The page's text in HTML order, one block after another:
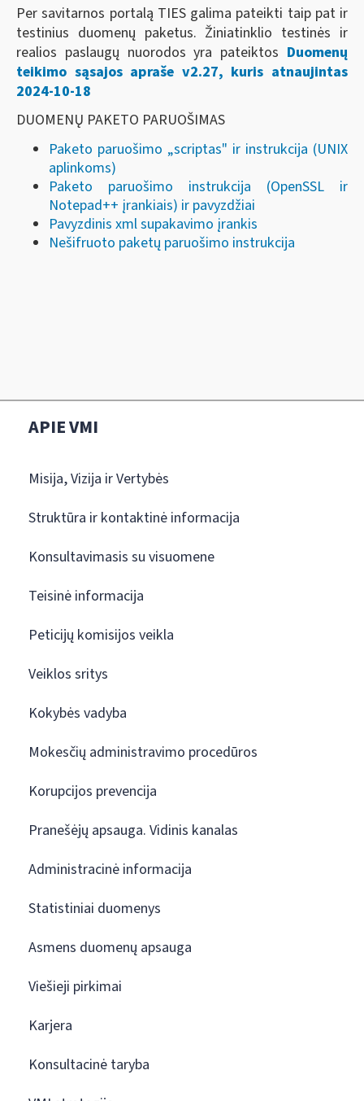
Per savitarnos portalą TIES galima pateikti taip pat ir
testinius duomenų paketus. Žiniatinklio testinės ir
realios paslaugų nuorodos yra pateiktos Duomenų
teikimo sąsajos apraše v2.27, kuris atnaujintas
2024-10-18
DUOMENŲ PAKETO PARUOŠIMAS
Paketo paruošimo „scriptas" ir instrukcija (UNIX
aplinkoms)
Paketo paruošimo instrukcija (OpenSSL ir
Notepad++ įrankiais) ir pavyzdžiai
Pavyzdinis xml supakavimo įrankis
Nešifruoto paketų paruošimo instrukcija
APIE VMI
Misija, Vizija ir Vertybės
Struktūra ir kontaktinė informacija
Konsultavimasis su visuomene
Teisinė informacija
Peticijų komisijos veikla
Veiklos sritys
Kokybės vadyba
Mokesčių administravimo procedūros
Korupcijos prevencija
Pranešėjų apsauga. Vidinis kanalas
Administracinė informacija
Statistiniai duomenys
Asmens duomenų apsauga
Viešieji pirkimai
Karjera
Konsultacinė taryba